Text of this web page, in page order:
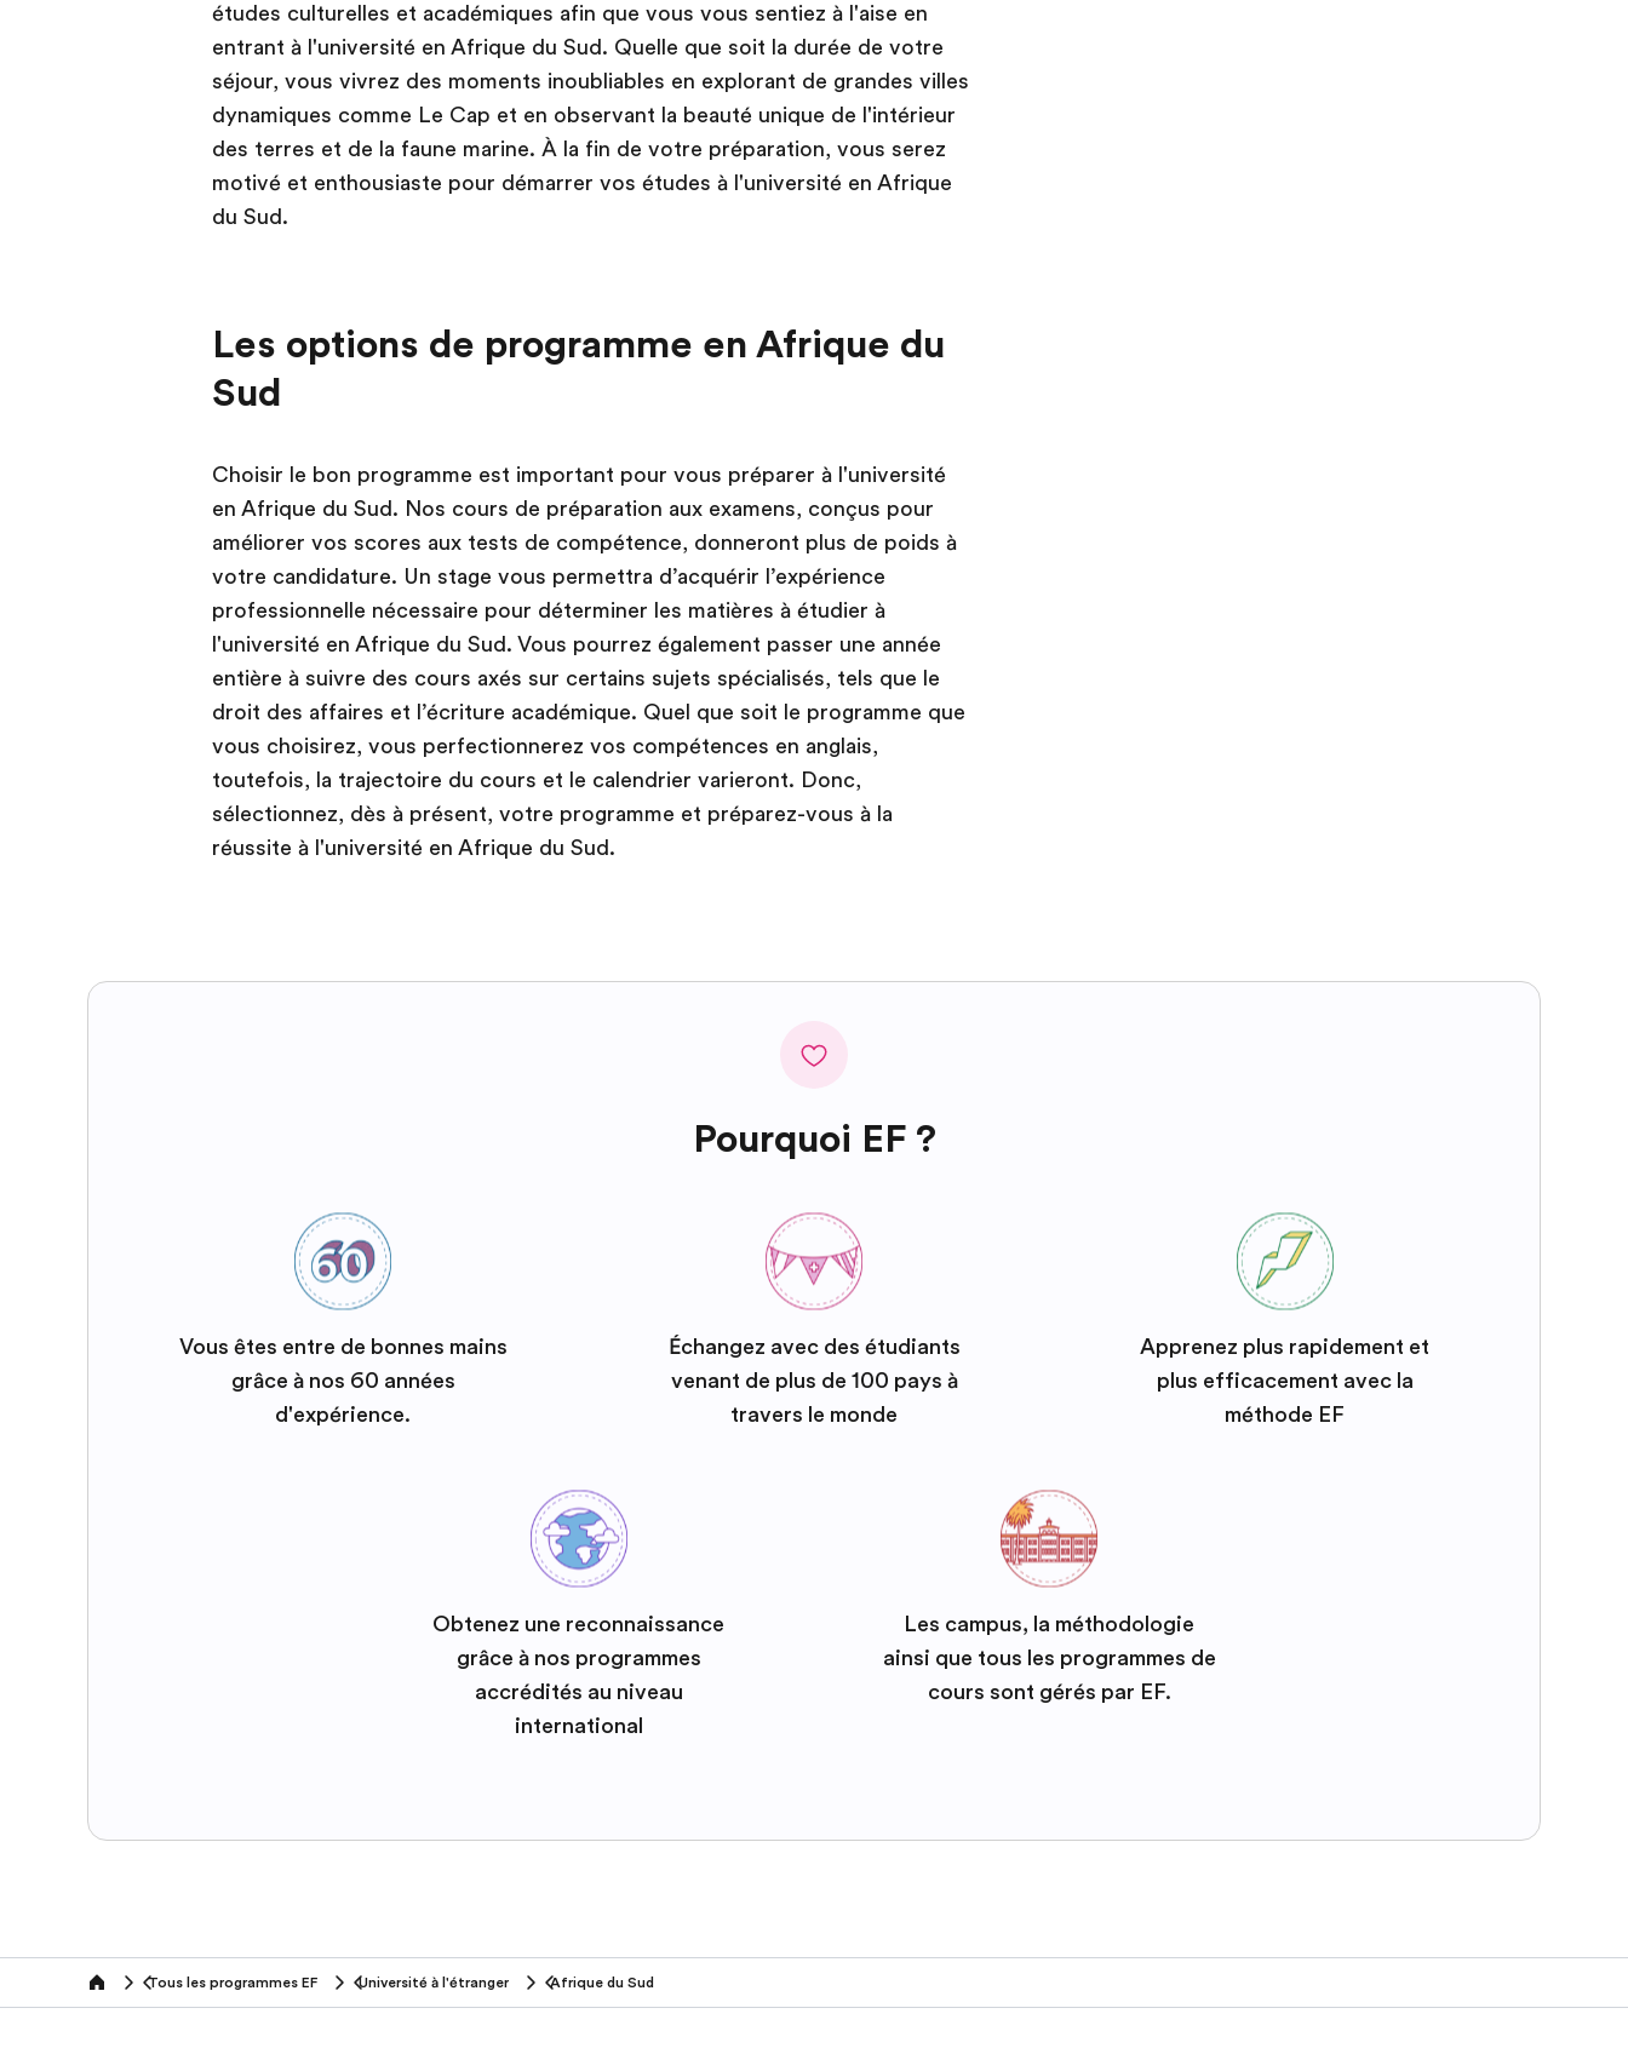
études culturelles et académiques afin que vous vous sentiez à l'aise en
entrant à l'université en Afrique du Sud. Quelle que soit la durée de votre
séjour, vous vivrez des moments inoubliables en explorant de grandes villes
dynamiques comme Le Cap et en observant la beauté unique de l'intérieur
des terres et de la faune marine. À la fin de votre préparation, vous serez
motivé et enthousiaste pour démarrer vos études à l'université en Afrique
du Sud.
Les options de programme en Afrique du
Sud
Choisir le bon programme est important pour vous préparer à l'université
en Afrique du Sud. Nos cours de préparation aux examens, conçus pour
améliorer vos scores aux tests de compétence, donneront plus de poids à
votre candidature. Un stage vous permettra d’acquérir l’expérience
professionnelle nécessaire pour déterminer les matières à étudier à
l'université en Afrique du Sud. Vous pourrez également passer une année
entière à suivre des cours axés sur certains sujets spécialisés, tels que le
droit des affaires et l’écriture académique. Quel que soit le programme que
vous choisirez, vous perfectionnerez vos compétences en anglais,
toutefois, la trajectoire du cours et le calendrier varieront. Donc,
sélectionnez, dès à présent, votre programme et préparez-vous à la
réussite à l'université en Afrique du Sud.
Pourquoi EF ?
Vous êtes entre de bonnes mains
grâce à nos 60 années
d'expérience.
Échangez avec des étudiants
venant de plus de 100 pays à
travers le monde
Apprenez plus rapidement et
plus efficacement avec la
méthode EF
Obtenez une reconnaissance
grâce à nos programmes
accrédités au niveau
international
Les campus, la méthodologie
ainsi que tous les programmes de
cours sont gérés par EF.
home Tous les programmes EF Université à l'étranger Afrique du Sud